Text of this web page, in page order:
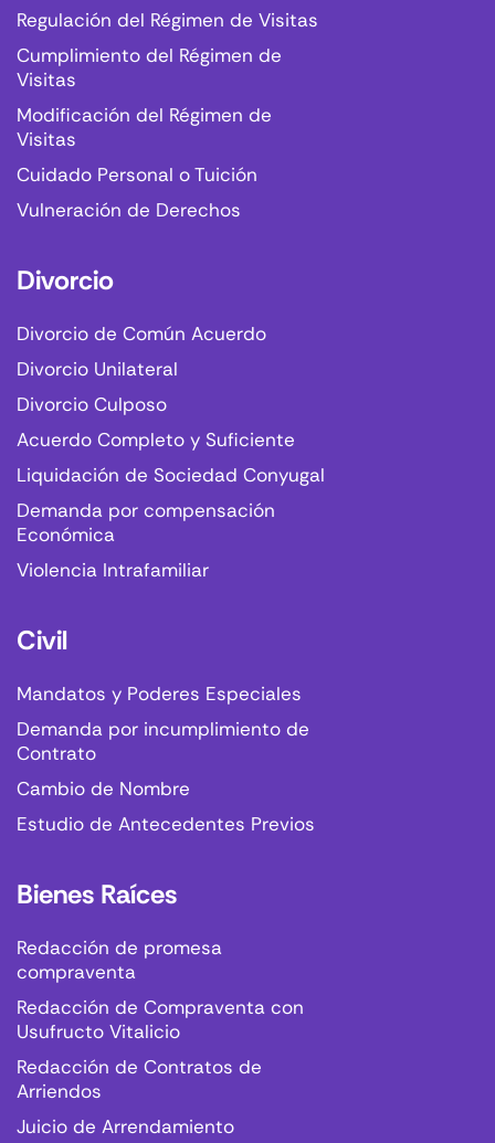
Regulación del Régimen de Visitas
Cumplimiento del Régimen de
Visitas
Modificación del Régimen de
Visitas
Cuidado Personal o Tuición
Vulneración de Derechos
Divorcio
Divorcio de Común Acuerdo
Divorcio Unilateral
Divorcio Culposo
Acuerdo Completo y Suficiente
Liquidación de Sociedad Conyugal
Demanda por compensación
Económica
Violencia Intrafamiliar
Civil
Mandatos y Poderes Especiales
Demanda por incumplimiento de
Contrato
Cambio de Nombre
Estudio de Antecedentes Previos
Bienes Raíces
Redacción de promesa
compraventa
Redacción de Compraventa con
Usufructo Vitalicio
Redacción de Contratos de
Arriendos
Juicio de Arrendamiento